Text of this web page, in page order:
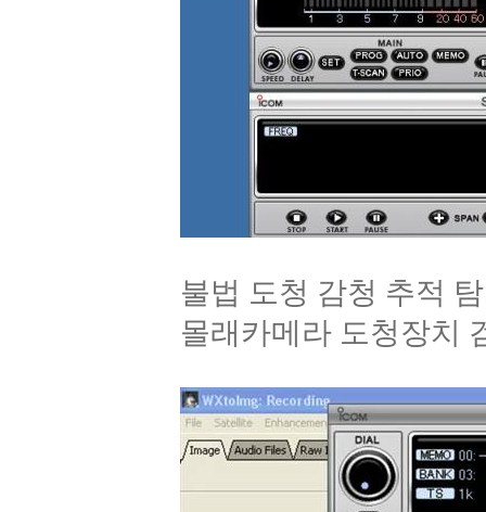
불법 도청 감청 추적
몰래카메라 도청장치